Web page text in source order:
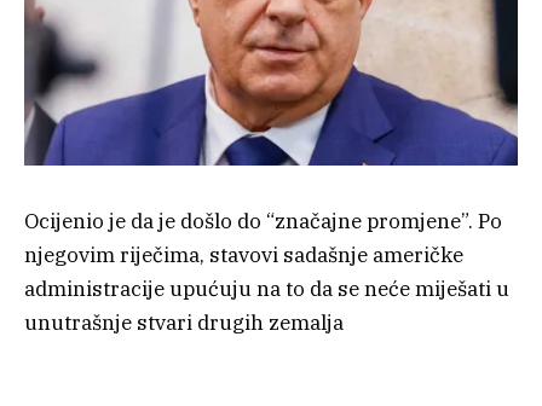
Ocijenio je da je došlo do “značajne promjene”. Po
njegovim riječima, stavovi sadašnje američke
administracije upućuju na to da se neće miješati u
unutrašnje stvari drugih zemalja